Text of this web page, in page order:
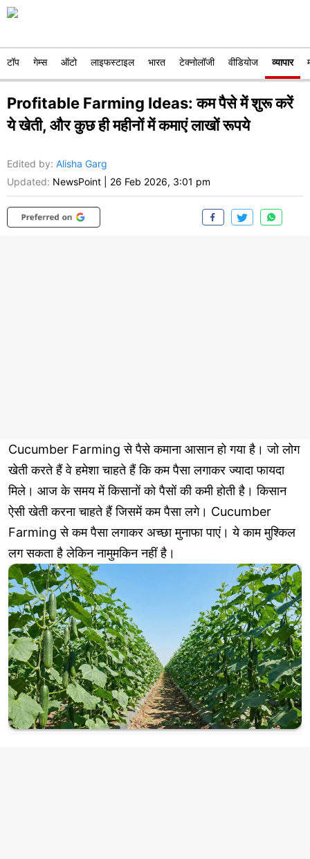
टॉप गेम्स ऑटो लाइफस्टाइल भारत टेक्नोलॉजी वीडियोज व्यापार
Profitable Farming Ideas: कम पैसे में शुरू करें
ये खेती, और कुछ ही महीनों में कमाएं लाखों रूपये
Edited by: Alisha Garg
Updated: NewsPoint 26 Feb 2026, 3:01 pm
Cucumber Farming से पैसे कमाना आसान हो गया है। जो लोग
खेती करते हैं वे हमेशा चाहते हैं कि कम पैसा लगाकर ज्यादा फायदा
मिले। आज के समय में किसानों को पैसों की कमी होती है। किसान
ऐसी खेती करना चाहते हैं जिसमें कम पैसा लगे। Cucumber
Farming से कम पैसा लगाकर अच्छा मुनाफा पाएं। ये काम मुश्किल
लग सकता है लेकिन नामुमकिन नहीं है।